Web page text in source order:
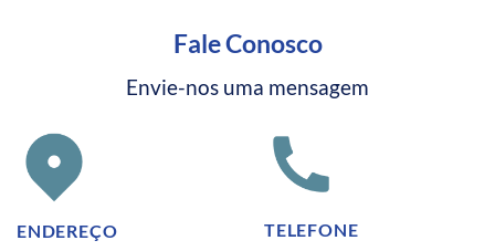
Fale Conosco
Envie-nos uma mensagem
ENDEREÇO
TELEFONE